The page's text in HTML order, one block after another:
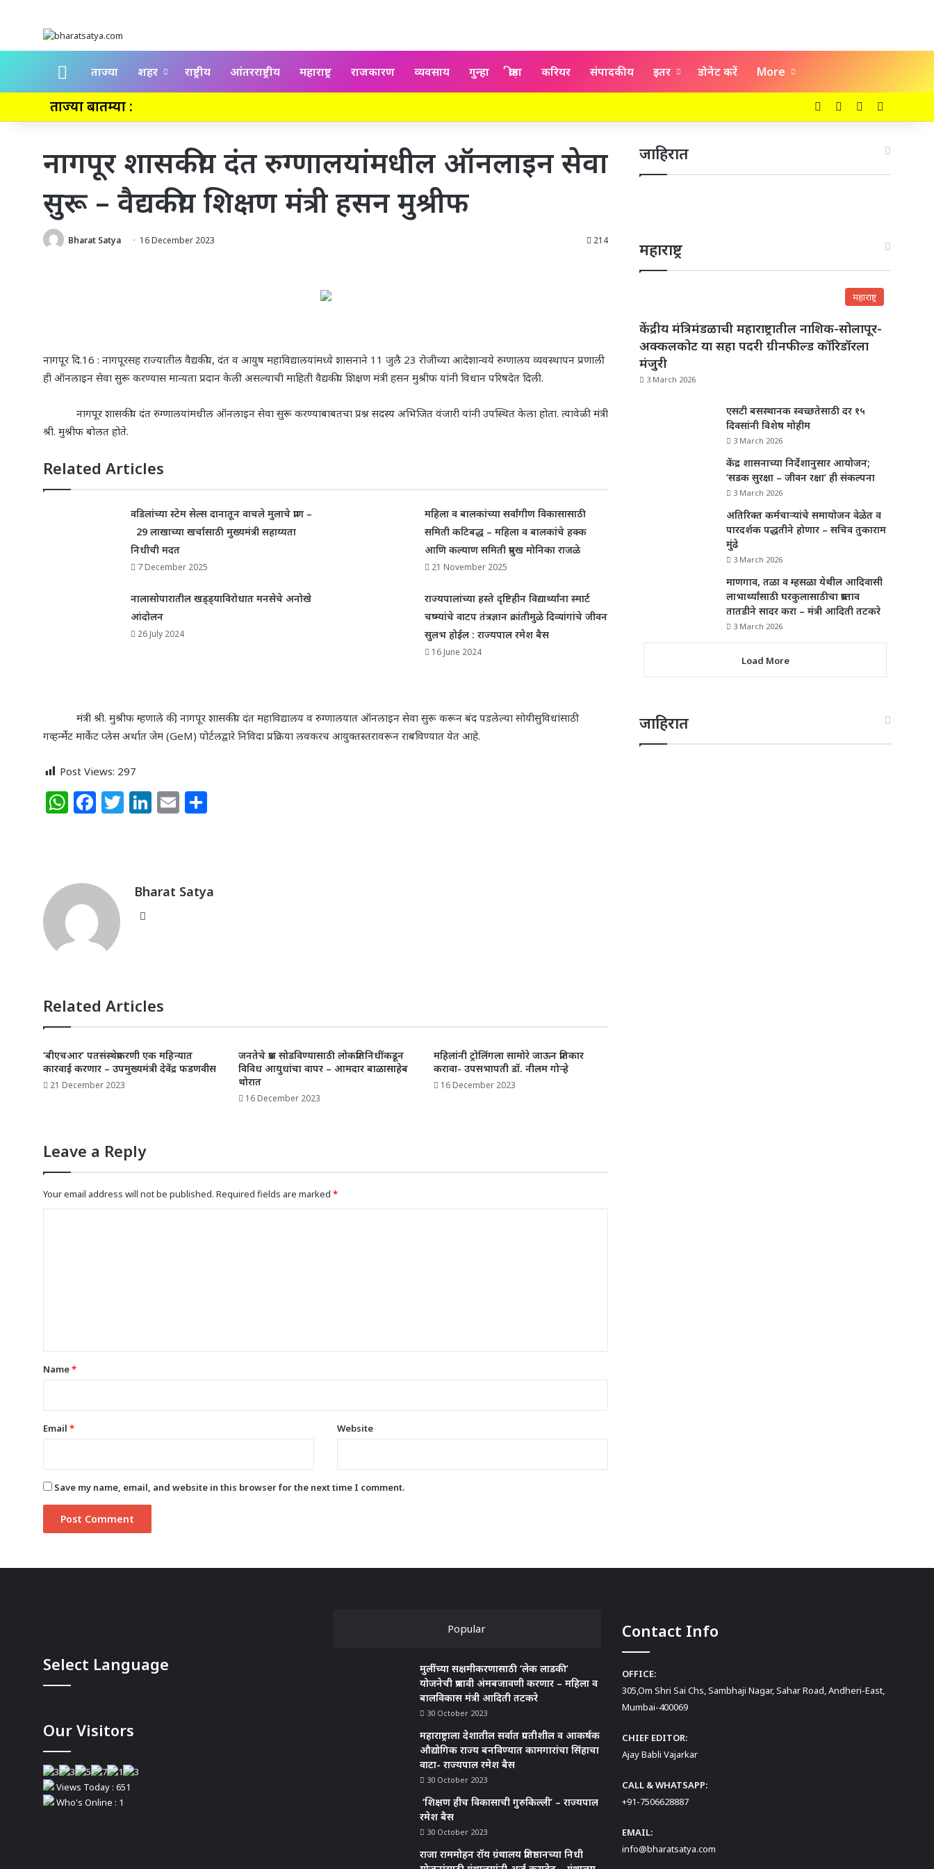
Homeताज्या शहर राष्ट्रीय आंतरराष्ट्रीय महाराष्ट्र राजकारण व्यवसाय गुन्हा क्रीड़ा करियर संपादकीय इतर डोनेट करें More
ताज्या बातम्या : Facebook YouTube
नागपूर शासकीय दंत रुग्णालयांमधील ऑनलाइन सेवा
सुरू – वैद्यकीय शिक्षण मंत्री हसन मुश्रीफ
Bharat Satya 16 December 2023 214
नागपूर दि.16 : नागपूरसह राज्यातील वैद्यकीय, दंत व आयुष महाविद्यालयांमध्ये शासनाने 11 जुलै 23 रोजीच्या आदेशान्वये रुग्णालय व्यवस्थापन प्रणाली
ही ऑनलाइन सेवा सुरू करण्यास मान्यता प्रदान केली असल्याची माहिती वैद्यकीय शिक्षण मंत्री हसन मुश्रीफ यांनी विधान परिषदेत दिली.
नागपूर शासकीय दंत रुग्णालयांमधील ऑनलाइन सेवा सुरू करण्याबाबतचा प्रश्न सदस्य अभिजित वंजारी यांनी उपस्थित केला होता. त्यावेळी मंत्री
श्री. मुश्रीफ बोलत होते.
Related Articles
वडिलांच्या स्टेम सेल्स दानातून वाचले मुलाचे प्राण –
29 लाखाच्या खर्चासाठी मुख्यमंत्री सहाय्यता
निधीची मदत
7 December 2025
महिला व बालकांच्या सर्वांगीण विकासासाठी
समिती कटिबद्ध – महिला व बालकांचे हक्क
आणि कल्याण समिती प्रमुख मोनिका राजळे
21 November 2025
नालासोपारातील खड्ड्याविरोधात मनसेचे अनोखे
आंदोलन
26 July 2024
राज्यपालांच्या हस्ते दृष्टिहीन विद्यार्थ्यांना स्मार्ट
चष्म्यांचे वाटप तंत्रज्ञान क्रांतीमुळे दिव्यांगांचे जीवन
सुलभ होईल : राज्यपाल रमेश बैस
16 June 2024
मंत्री श्री. मुश्रीफ म्हणाले की, नागपूर शासकीय दंत महाविद्यालय व रुग्णालयात ऑनलाइन सेवा सुरू करून बंद पडलेल्या सोयीसुविधांसाठी
गव्हर्न्मेट मार्केट प्लेस अर्थात जेम (GeM) पोर्टलद्वारे निविदा प्रक्रिया लवकरच आयुक्तस्तरावरून राबविण्यात येत आहे.
Post Views: 297
W
A
p
p
F
b
o
o
k
T Li
dI
E
Bharat Satya
Related Articles
‘बीएचआर’ पतसंस्थेप्रकरणी एक महिन्यात
कारवाई करणार – उपमुख्यमंत्री देवेंद्र फडणवीस
21 December 2023
जनतेचे प्रश्न सोडविण्यासाठी लोकप्रतिनिधींकडून
विविध आयुधांचा वापर – आमदार बाळासाहेब
थोरात
16 December 2023
महिलांनी ट्रोलिंगला सामोरे जाऊन प्रतिकार
करावा- उपसभापती डॉ. नीलम गोऱ्हे
16 December 2023
Leave a Reply
Your email address will not be published. Required fields are marked *
*Name*
Email * Website
Save my name, email, and website in this browser for the next time I comment.
जाहिरात
महाराष्ट्र
महाराष्ट्र
केंद्रीय मंत्रिमंडळाची महाराष्ट्रातील नाशिक-सोलापूर-
अक्कलकोट या सहा पदरी ग्रीनफील्ड कॉरिडॉरला
मंजुरी
3 March 2026
एसटी बसस्थानक स्वच्छतेसाठी दर १५
दिवसांनी विशेष मोहीम
3 March 2026
केंद्र शासनाच्या निर्देशानुसार आयोजन;
‘सडक सुरक्षा – जीवन रक्षा’ ही संकल्पना
3 March 2026
अतिरिक्त कर्मचाऱ्यांचे समायोजन वेळेत व
पारदर्शक पद्धतीने होणार – सचिव तुकाराम
मुंढे
3 March 2026
माणगाव, तळा व म्हसळा येथील आदिवासी
लाभार्थ्यांसाठी घरकुलासाठीचा प्रस्ताव
तातडीने सादर करा – मंत्री आदिती तटकरे
3 March 2026
Load More
जाहिरात
Select Language
Our Visitors
Views Today : 651
Who's Online : 1
Popular
मुलींच्या सक्षमीकरणासाठी ‘लेक लाडकी’
योजनेची प्रभावी अंमबजावणी करणार – महिला व
बालविकास मंत्री आदिती तटकरे
30 October 2023
महाराष्ट्राला देशातील सर्वात प्रगतीशील व आकर्षक
औद्योगिक राज्य बनविण्यात कामगारांचा सिंहाचा
वाटा- राज्यपाल रमेश बैस
30 October 2023
‘शिक्षण हीच विकासाची गुरुकिल्ली’ – राज्यपाल
रमेश बैस
30 October 2023
राजा राममोहन रॉय ग्रंथालय प्रतिष्ठानच्या निधी
Contact Info
OFFICE:
305,Om Shri Sai Chs, Sambhaji Nagar, Sahar Road, Andheri-East,
Mumbai-400069
CHIEF EDITOR:
Ajay Babli Vajarkar
CALL & WHATSAPP:
+91-7506628887
EMAIL:
info@bharatsatya.com